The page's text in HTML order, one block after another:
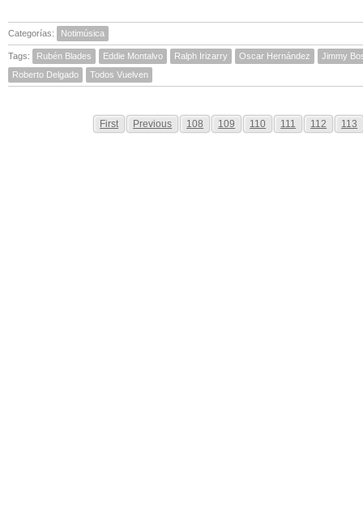
Categorías: Notimúsica
Tags: Rubén Blades Eddie Montalvo Ralph Irizarry Oscar Hernández
Jimmy
Roberto Delgado
Todos Vuelven
First Previous 108 109 110 111 112 113